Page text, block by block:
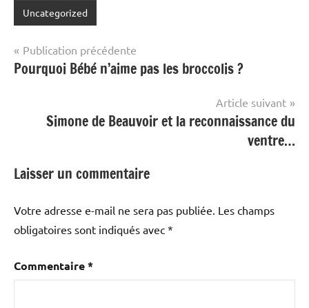
Uncategorized
Navigation
de
Publication précédente
Pourquoi Bébé n’aime pas les broccolis ?
Article suivant
Simone de Beauvoir et la reconnaissance du
ventre…
Laisser un commentaire
Votre adresse e-mail ne sera pas publiée. Les champs
obligatoires sont indiqués avec *
Commentaire*